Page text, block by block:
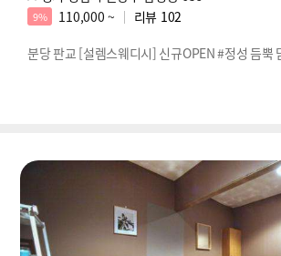
9% 110,000 ~ 리뷰 102
분당 판교 [설렘스웨디시] 신규OPEN #정성 듬뿍